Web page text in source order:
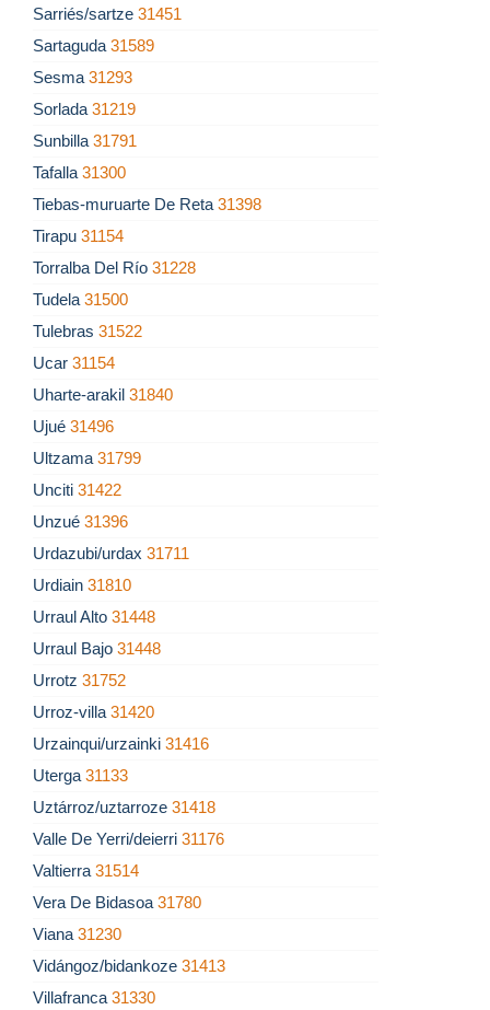
Sarriés/sartze 31451
Sartaguda 31589
Sesma 31293
Sorlada 31219
Sunbilla 31791
Tafalla 31300
Tiebas-muruarte De Reta 31398
Tirapu 31154
Torralba Del Río 31228
Tudela 31500
Tulebras 31522
Ucar 31154
Uharte-arakil 31840
Ujué 31496
Ultzama 31799
Unciti 31422
Unzué 31396
Urdazubi/urdax 31711
Urdiain 31810
Urraul Alto 31448
Urraul Bajo 31448
Urrotz 31752
Urroz-villa 31420
Urzainqui/urzainki 31416
Uterga 31133
Uztárroz/uztarroze 31418
Valle De Yerri/deierri 31176
Valtierra 31514
Vera De Bidasoa 31780
Viana 31230
Vidángoz/bidankoze 31413
Villafranca 31330